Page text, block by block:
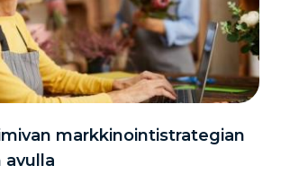
markkinointistrategian
avulla